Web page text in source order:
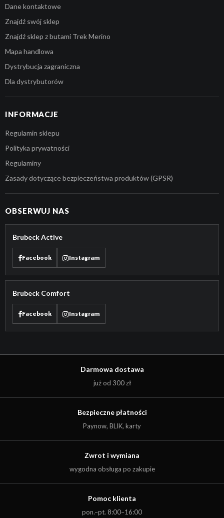
Dane kontaktowe
Znajdź swój sklep
Znajdź sklep z butami Trek Merino
Mapa handlowa
Dystrybucja zagraniczna
Dla dystrybutorów
INFORMACJE
Regulamin sklepu
Polityka prywatności
Regulaminy
Zasady dotyczące bezpieczeństwa produktów (GPSR)
OBSERWUJ NAS
Brubeck Active
Facebook Instagram
Brubeck Comfort
Facebook Instagram
Darmowa dostawa
już od 300 zł
Bezpieczne płatności
Paynow, BLIK, karty
Zwrot i wymiana
wygodna obsługa po zakupie
Pomoc klienta
pon.–pt. 8:00–16:00